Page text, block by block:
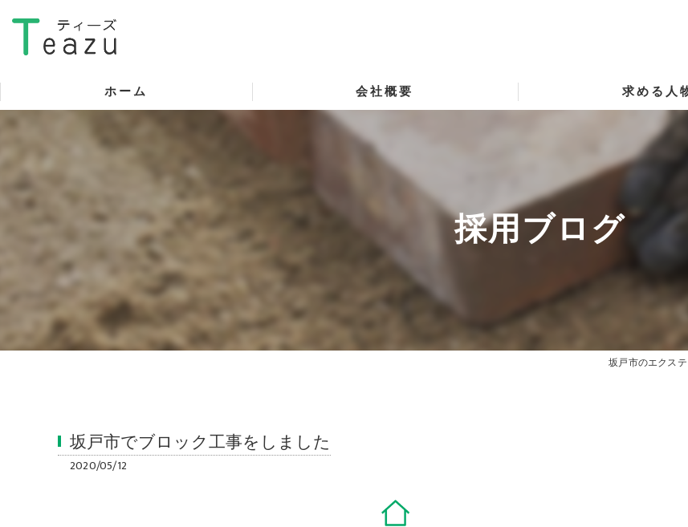
ホーム 会社概要
事業案内
求める人
採用ブログ
坂戸市のエクス
坂戸市でブロック工事をしました
2020/05/12